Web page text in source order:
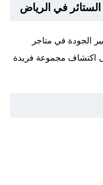
في الرياض
الجودة في متاجر
اكتشاف مجموعة فريدة